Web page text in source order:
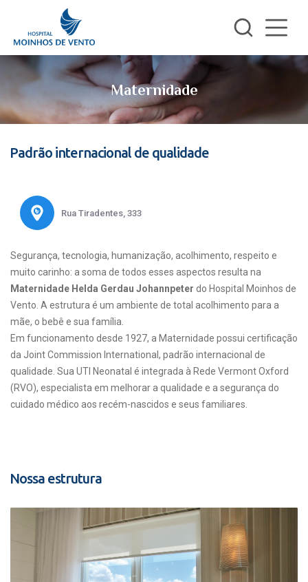
Maternidade
Padrão internacional de qualidade
Rua Tiradentes, 333
Segurança, tecnologia, humanização, acolhimento, respeito e
muito carinho: a soma de todos esses aspectos resulta na
Maternidade Helda Gerdau Johannpeter do Hospital Moinhos de
Vento. A estrutura é um ambiente de total acolhimento para a
mãe, o bebê e sua família.
Em funcionamento desde 1927, a Maternidade possui certificação
da Joint Commission International, padrão internacional de
qualidade. Sua UTI Neonatal é integrada à Rede Vermont Oxford
(RVO), especialista em melhorar a qualidade e a segurança do
cuidado médico aos recém-nascidos e seus familiares.
Nossa estrutura